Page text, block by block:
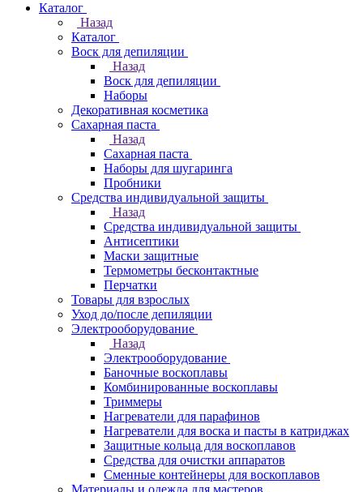
Каталог
Назад
Каталог
Воск для депиляции
Назад
Воск для депиляции
Наборы
Декоративная косметика
Сахарная паста
Назад
Сахарная паста
Наборы для шугаринга
Пробники
Средства индивидуальной защиты
Назад
Средства индивидуальной защиты
Антисептики
Маски защитные
Термометры бесконтактные
Перчатки
Товары для взрослых
Уход до/после депиляции
Электрооборудование
Назад
Электрооборудование
Баночные воскоплавы
Комбинированные воскоплавы
Триммеры
Нагреватели для парафинов
Нагреватели для воска и пасты в катриджах
Защитные кольца для воскоплавов
Средства для очистки аппаратов
Сменные контейнеры для воскоплавов
Материалы и одежда для мастеров